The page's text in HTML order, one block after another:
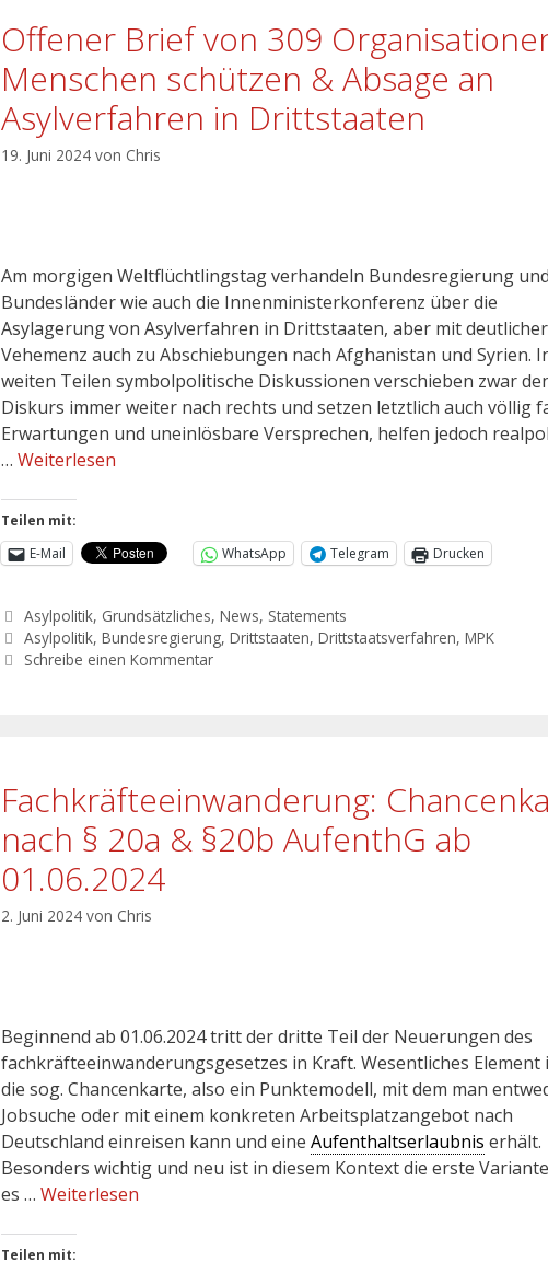
Offener Brief von 309
Menschen schützen & Absage an
Asylverfahren in Drittstaaten
19. Juni 2024 von Chris
Am morgigen Weltflüchtlingstag verhandeln Bundesregierung
Bundesländer wie auch die Innenministerkonferenz über die
Asylagerung von Asylverfahren in Drittstaaten, aber mit deutlicher
Vehemenz auch zu Abschiebungen nach Afghanistan und Syrien.
weiten Teilen symbolpolitische Diskussionen verschieben zwar
Diskurs immer weiter nach rechts und setzen letztlich auch völlig
Erwartungen und uneinlösbare Versprechen, helfen jedoch
… Weiterlesen
Teilen mit:
E-Mail
WhatsApp Telegram Drucken
Asylpolitik, Grundsätzliches,News, Statements
Asylpolitik,Bundesregierung,Drittstaaten,Drittstaatsverfahren,MPK
Schreibe einen Kommentar
Fachkräfteeinwanderung:
nach § 20a & §20b AufenthG ab
01.06.2024
2. Juni 2024 von Chris
Beginnend ab 01.06.2024 tritt der dritte Teil der Neuerungen des
fachkräfteeinwanderungsgesetzes in Kraft. Wesentliches Element
die sog. Chancenkarte, also ein Punktemodell, mit dem man
Jobsuche oder mit einem konkreten Arbeitsplatzangebot nach
Deutschland einreisen kann und eine Aufenthaltserlaubnis erhält.
Besonders wichtig und neu ist in diesem Kontext die erste
es … Weiterlesen
Teilen mit: